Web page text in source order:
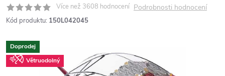
Podrobnosti hodnocení
Kód produktu: 150L042045
Doprodej
Větruodolný